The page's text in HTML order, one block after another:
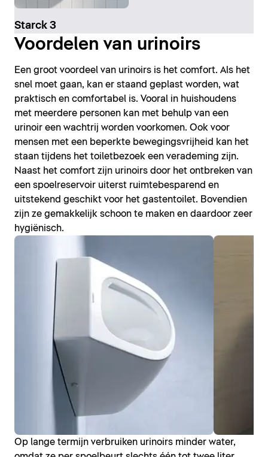
Starck 3
Voordelen van urinoirs
Een groot voordeel van urinoirs is het comfort. Als het
snel moet gaan, kan er staand geplast worden, wat
praktisch en comfortabel is. Vooral in huishoudens
met meerdere personen kan met behulp van een
urinoir een wachtrij worden voorkomen. Ook voor
mensen met een beperkte bewegingsvrijheid kan het
staan tijdens het toiletbezoek een verademing zijn.
Naast het comfort zijn urinoirs door het ontbreken van
een spoelreservoir uiterst ruimtebesparend en
uitstekend geschikt voor het gastentoilet. Bovendien
zijn ze gemakkelijk schoon te maken en daardoor zeer
hygiënisch.
Op lange termijn verbruiken urinoirs minder water,